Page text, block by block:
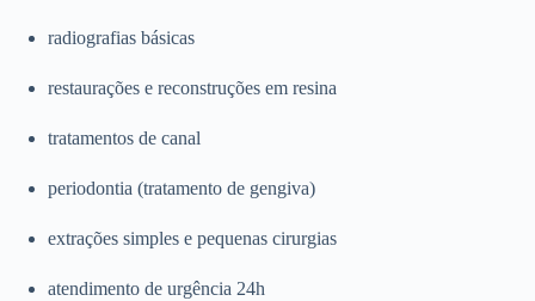
radiografias básicas
restaurações e reconstruções em resina
tratamentos de canal
periodontia (tratamento de gengiva)
extrações simples e pequenas cirurgias
atendimento de urgência 24h